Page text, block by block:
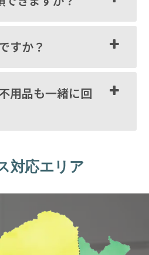
すか？
用品も一緒に回
対応エリア